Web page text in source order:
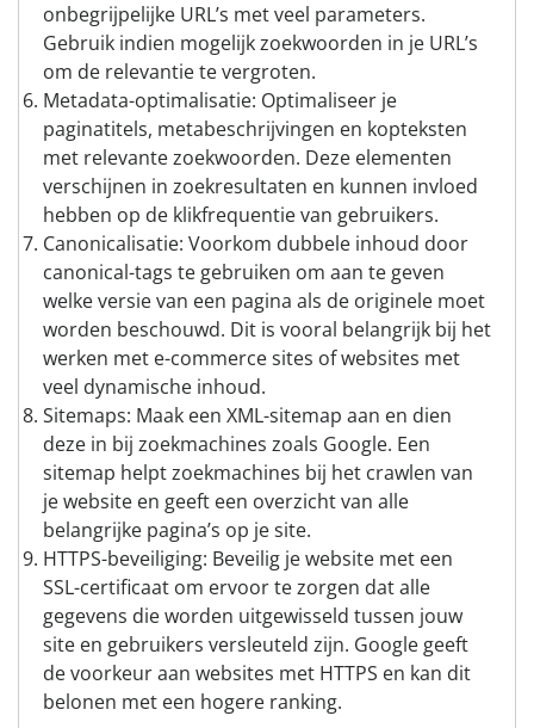
onbegrijpelijke URL’s met veel parameters.
Gebruik indien mogelijk zoekwoorden in je URL’s
om de relevantie te vergroten.
Metadata-optimalisatie: Optimaliseer je
paginatitels, metabeschrijvingen en kopteksten
met relevante zoekwoorden. Deze elementen
verschijnen in zoekresultaten en kunnen invloed
hebben op de klikfrequentie van gebruikers.
Canonicalisatie: Voorkom dubbele inhoud door
canonical-tags te gebruiken om aan te geven
welke versie van een pagina als de originele moet
worden beschouwd. Dit is vooral belangrijk bij het
werken met e-commerce sites of websites met
veel dynamische inhoud.
Sitemaps: Maak een XML-sitemap aan en dien
deze in bij zoekmachines zoals Google. Een
sitemap helpt zoekmachines bij het crawlen van
je website en geeft een overzicht van alle
belangrijke pagina’s op je site.
HTTPS-beveiliging: Beveilig je website met een
SSL-certificaat om ervoor te zorgen dat alle
gegevens die worden uitgewisseld tussen jouw
site en gebruikers versleuteld zijn. Google geeft
de voorkeur aan websites met HTTPS en kan dit
belonen met een hogere ranking.